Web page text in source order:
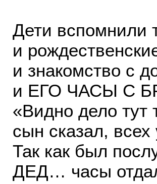
Дети вспомнили
и
и знакомство с
и ЕГО ЧАСЫ С
«Видно дело тут
сын сказал, всех
Так как был
ДЕД… часы